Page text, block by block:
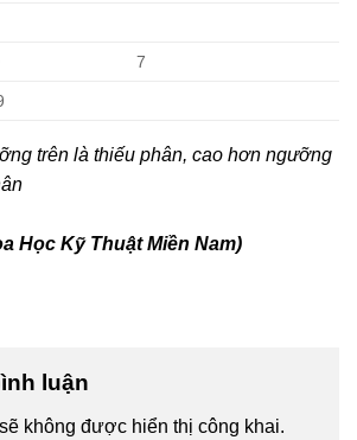
7
trên là thiếu phân, cao hơn ngưỡng
Học Kỹ Thuật Miền Nam)
luận
không được hiển thị công khai.